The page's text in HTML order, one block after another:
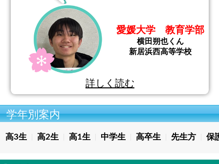
愛媛大学 教育学部
横田朔也くん
新居浜西高等学校
詳しく読む